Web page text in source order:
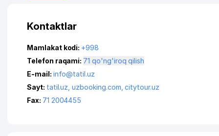
Kontaktlar
Mamlakat kodi: +998
Telefon raqami:
71 qo'ng'iroq qilish
E-mail: info@tatil.uz
Sayt: tatil.uz ,uzbooking.com ,citytour.uz
Fax: 71 2004455